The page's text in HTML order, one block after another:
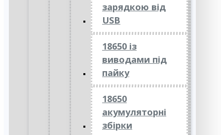
зарядкою від
USB
18650 із
виводами під
пайку
18650
акумуляторні
збірки